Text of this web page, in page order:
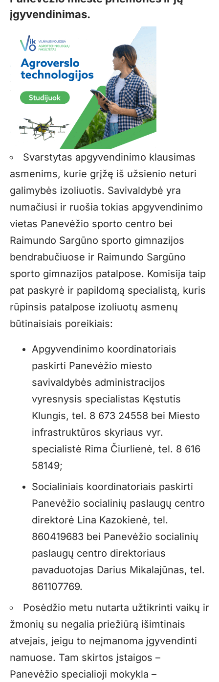
įgyvendinimas.
Svarstytas apgyvendinimo klausimas
asmenims, kurie grįžę iš užsienio neturi
galimybės izoliuotis. Savivaldybė yra
numačiusi ir ruošia tokias apgyvendinimo
vietas Panevėžio sporto centro bei
Raimundo Sargūno sporto gimnazijos
bendrabučiuose ir Raimundo Sargūno
sporto gimnazijos patalpose. Komisija taip
pat paskyrė ir papildomą specialistą, kuris
rūpinsis patalpose izoliuotų asmenų
būtinaisiais poreikiais:
Apgyvendinimo koordinatoriais
paskirti Panevėžio miesto
savivaldybės administracijos
vyresnysis specialistas Kęstutis
Klungis, tel. 8 673 24558 bei Miesto
infrastruktūros skyriaus vyr.
specialistė Rima Čiurlienė, tel. 8 616
58149;
Socialiniais koordinatoriais paskirti
Panevėžio socialinių paslaugų centro
direktorė Lina Kazokienė, tel.
860419683 bei Panevėžio socialinių
paslaugų centro direktoriaus
pavaduotojas Darius Mikalajūnas, tel.
861107769.
Posėdžio metu nutarta užtikrinti vaikų ir
žmonių su negalia priežiūrą išimtinais
atvejais, jeigu to neįmanoma įgyvendinti
namuose. Tam skirtos įstaigos –
Panevėžio specialioji mokykla –